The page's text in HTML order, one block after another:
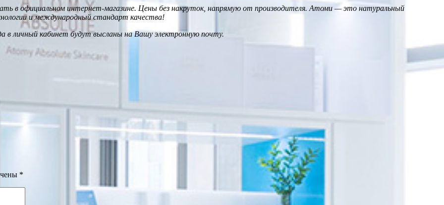
в официальном интернет-магазине. Цены без накруток, напрямую от производителя. Атоми — это натуральный
и международный стандарт качества!
в личный кабинет будут высланы на Вашу электронную почту.
*